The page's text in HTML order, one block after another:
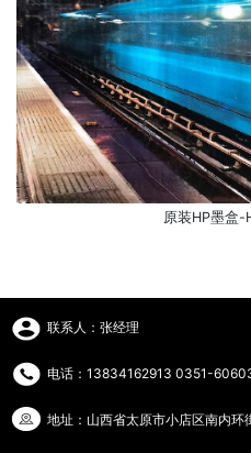
原装HP墨盒-
联系人：张经理
电话：13834162913 0351-
地址：山西省太原市小店区南内